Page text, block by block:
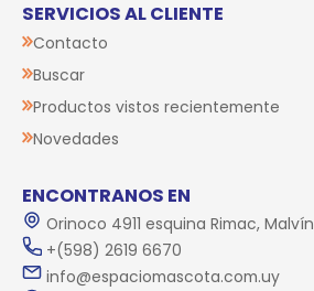
SERVICIOS AL CLIENTE
Contacto
Buscar
Productos vistos recientemente
Novedades
ENCONTRANOS EN
Orinoco 4911 esquina Rimac, Malvín
+(598) 2619 6670
info@espaciomascota.com.uy